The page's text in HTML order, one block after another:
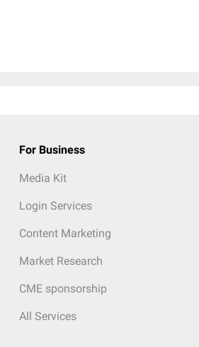
For Business
Media Kit
Login Services
Content Marketing
Market Research
CME sponsorship
All Services